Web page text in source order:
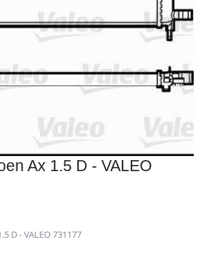
Ax 1.5 D - VALEO
D - VALEO 731177